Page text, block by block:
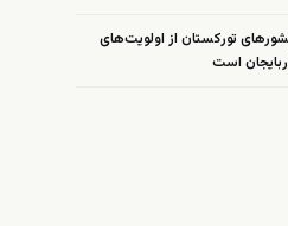
تورکستان از اولویت‌های
است